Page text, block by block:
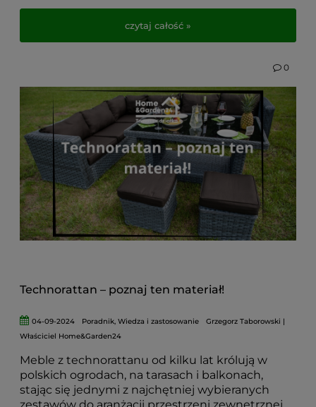
Jeśli szukasz sposobu naosłonę balkonu przed
wiatrem, słońcem i wzrokiem przechodniów
jednocześnie chcesz wprowadzić elegancki,
najlepszą decyzję.
czytaj całość »
Technorattan – poznaj ten materiał!
0
04-09-2024 Poradnik,Wiedza i zastosowanie
Grzegorz Taborowski |
Właściciel Home&Garden24
Meble z technorattanu od kilku lat królują w
polskich ogrodach, na tarasach i balkonach,
stając się jednymi z najchętniej wybieranych